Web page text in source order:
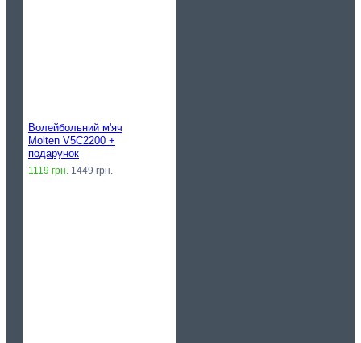
Волейбольний м'яч
Molten V5C2200 +
подарунок
1119 грн. 1449 грн.